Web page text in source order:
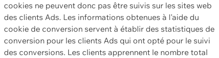
cookies ne peuvent donc pas être suivis sur les sites web
des clients Ads. Les informations obtenues à l'aide du
cookie de conversion servent à établir des statistiques de
conversion pour les clients Ads qui ont opté pour le suivi
des conversions. Les clients apprennent le nombre total